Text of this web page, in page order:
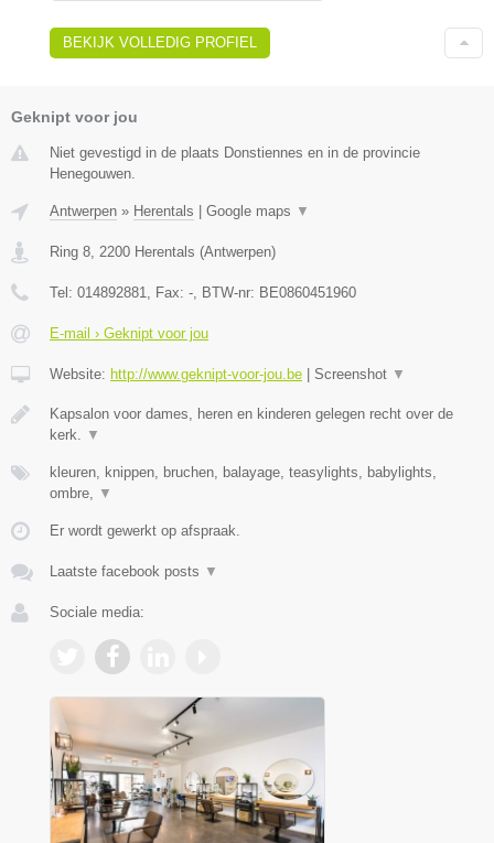
BEKIJK VOLLEDIG PROFIEL
Geknipt voor jou
Niet gevestigd in de plaats Donstiennes en in de provincie
Henegouwen.
Antwerpen » Herentals | Google maps ▼
Ring 8 2200 Herentals (Antwerpen)
Tel: 014892881 , Fax: - , BTW-nr: BE0860451960
E-mail › Geknipt voor jou
Website: http://www.geknipt-voor-jou.be | Screenshot ▼
Kapsalon voor dames, heren en kinderen gelegen recht over de
kerk.
▼
kleuren, knippen, bruchen, balayage, teasylights, babylights,
ombre,
▼
Er wordt gewerkt op afspraak.
Laatste facebook posts ▼
Sociale media: